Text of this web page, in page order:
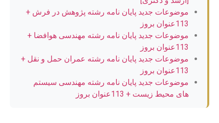
موضوعات جدید پایان نامه رشته پژوهش در فرش +
113عنوان بروز
موضوعات جدید پایان نامه رشته مهندسی هوافضا +
113عنوان بروز
موضوعات جدید پایان نامه رشته عمران حمل و نقل +
113عنوان بروز
موضوعات جدید پایان نامه رشته مهندسی سیستم
های محیط زیست + 113عنوان بروز